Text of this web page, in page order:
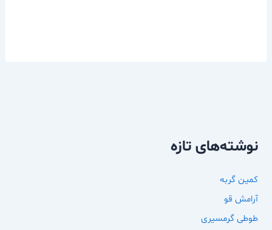
نوشته‌های تازه
کمین گربه
آرامش قو
طوطی گرمسیری